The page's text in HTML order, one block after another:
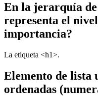
En la jerarquía de
representa el
importancia?
La etiqueta <h1>.
Elemento de lista
ordenadas